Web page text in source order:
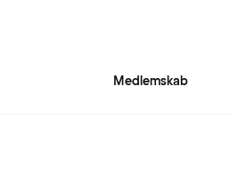
Medlemskab